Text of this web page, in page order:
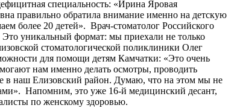
специальность: «Ирина Яровая
правильно обратила внимание именно на детскую
более 20 детей». Врач-стоматолог Российского
уникальный формат: мы приехали не только
стоматологической поликлиники Олег
для помощи детям Камчатки: «Это очень
нам именно делать осмотры, проводить
в наш Елизовский район. Думаю, что на этом мы не
Напомним, это уже 16-й медицинский десант,
по женскому здоровью.